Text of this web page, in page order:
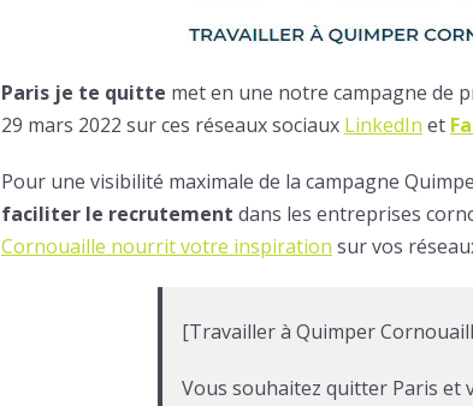
Paris je te quitte met en une notre campagne de
29 mars 2022 sur ces réseaux sociaux LinkedIn et
Pour une visibilité maximale de la campagne
faciliter le recrutement dans les entreprises
Cornouaille nourrit votre inspiration sur vos
[Travailler à Quimper
Vous souhaitez quitter Paris et